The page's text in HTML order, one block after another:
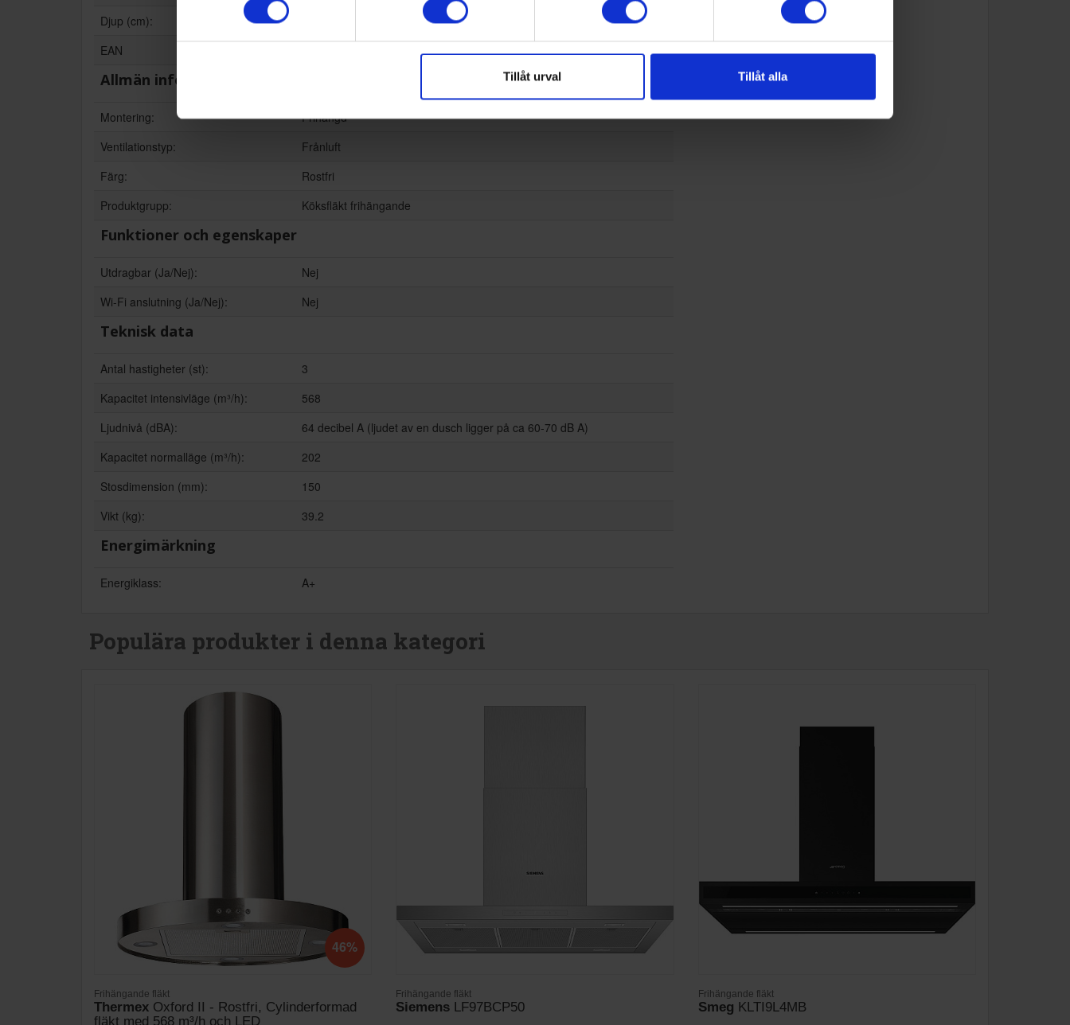
Tillåt urval Tillåt alla
Djup (cm):
EAN
Allmän information
Montering:
Frihängd
Ventilationstyp:
Frånluft
Färg:
Rostfri
Produktgrupp:
Köksfläkt frihängande
Funktioner och egenskaper
Utdragbar (Ja/Nej):
Nej
Wi-Fi anslutning (Ja/Nej):
Nej
Teknisk data
Antal hastigheter (st):
3
Kapacitet intensivläge (m³/h):
568
Ljudnivå (dBA):
64 decibel A (ljudet av en dusch ligger på ca 60-70 dB A)
Kapacitet normalläge (m³/h):
202
Stosdimension (mm):
150
Vikt (kg):
39.2
Energimärkning
Energiklass: A+
Populära produkter i denna kategori
46%
Frihängande fläkt
Thermex Oxford II - Rostfri, Cylinderformad
fläkt med 568 m³/h och LED
Frihängande fläkt
Siemens LF97BCP50
Frihängande fläkt
Smeg KLTI9L4MB